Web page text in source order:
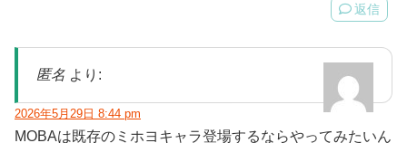
返信
匿名 より:
2026年5月29日 8:44 pm
MOBAは既存のミホヨキャラ登場するならやってみたいん